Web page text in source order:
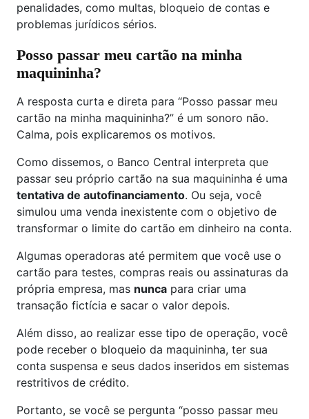
penalidades, como multas, bloqueio de contas e
problemas jurídicos sérios.
Posso passar meu cartão na minha
maquininha?
A resposta curta e direta para “Posso passar meu
cartão na minha maquininha?” é um sonoro não.
Calma, pois explicaremos os motivos.
Como dissemos, o Banco Central interpreta que
passar seu próprio cartão na sua maquininha é uma
tentativa de autofinanciamento. Ou seja, você
simulou uma venda inexistente com o objetivo de
transformar o limite do cartão em dinheiro na conta.
Algumas operadoras até permitem que você use o
cartão para testes, compras reais ou assinaturas da
própria empresa, mas nunca para criar uma
transação fictícia e sacar o valor depois.
Além disso, ao realizar esse tipo de operação, você
pode receber o bloqueio da maquininha, ter sua
conta suspensa e seus dados inseridos em sistemas
restritivos de crédito.
Portanto, se você se pergunta “posso passar meu